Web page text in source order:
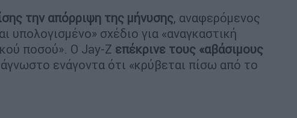
την απόρριψη της μήνυσης, αναφερόμενος
υπολογισμένο» σχέδιο για «αναγκαστική
ποσού». Ο Jay-Z επέκρινε τους «αβάσιμους
ενάγοντα ότι «κρύβεται πίσω από το